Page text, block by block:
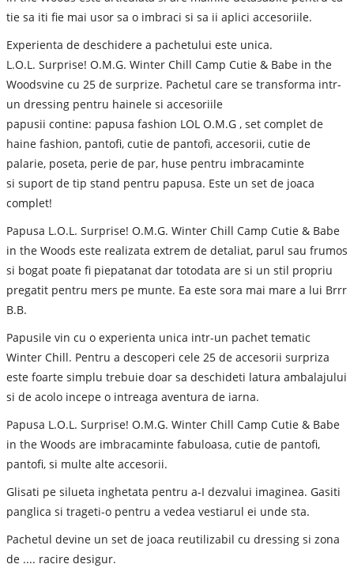
tie sa iti fie mai usor sa o imbraci si sa ii aplici accesoriile.
Experienta de deschidere a pachetului este unica.
L.O.L. Surprise! O.M.G. Winter Chill Camp Cutie & Babe in the
Woodsvine cu 25 de surprize. Pachetul care se transforma intr-
un dressing pentru hainele si accesoriile
papusii contine: papusa fashion LOL O.M.G , set complet de
haine fashion, pantofi, cutie de pantofi, accesorii, cutie de
palarie, poseta, perie de par, huse pentru imbracaminte
si suport de tip stand pentru papusa. Este un set de joaca
complet!
Papusa L.O.L. Surprise! O.M.G. Winter Chill Camp Cutie & Babe
in the Woods este realizata extrem de detaliat, parul sau frumos
si bogat poate fi piepatanat dar totodata are si un stil propriu
pregatit pentru mers pe munte. Ea este sora mai mare a lui Brrr
B.B.
Papusile vin cu o experienta unica intr-un pachet tematic
Winter Chill. Pentru a descoperi cele 25 de accesorii surpriza
este foarte simplu trebuie doar sa deschideti latura ambalajului
si de acolo incepe o intreaga aventura de iarna.
Papusa L.O.L. Surprise! O.M.G. Winter Chill Camp Cutie & Babe
in the Woods are imbracaminte fabuloasa, cutie de pantofi,
pantofi, si multe alte accesorii.
Glisati pe silueta inghetata pentru a-I dezvalui imaginea. Gasiti
panglica si trageti-o pentru a vedea vestiarul ei unde sta.
Pachetul devine un set de joaca reutilizabil cu dressing si zona
de .... racire desigur.